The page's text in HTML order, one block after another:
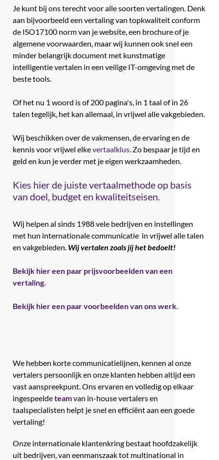
Je kunt bij ons terecht voor alle soorten vertalingen. Denk
aan bijvoorbeeld een vertaling van topkwaliteit conform
de ISO17100 norm van je website, een brochure of je
algemene voorwaarden, maar wij kunnen ook snel een
minder belangrijk document met kunstmatige
intelligentie vertalen in een veilige IT-omgeving met de
beste tools.
Of het nu 1 woord is of 200 pagina's, in 1 taal of in 26
talen tegelijk, het kan allemaal, in vrijwel alle vakgebieden.
Wij beschikken over de vakmensen, de ervaring en de
kennis voor vrijwel elkevertaalklus. Zo bespaar je tijd en
geld en kun je verder met je eigen werkzaamheden.
Kies hier de juiste vertaalmethode op basis
van doel, budget en kwaliteitseisen.
Wij helpen al sinds 1988 vele bedrijven en instellingen
met hun internationale communicatie in vrijwel alle talen
en vakgebieden. Wij vertalen zoals jij het bedoelt!
Bekijk hier een paar prijsvoorbeelden van een
vertaling.
Bekijk hier een paar voorbeelden van ons werk.
We hebben korte communicatielijnen, kennen al onze
vertalers persoonlijk en onze klanten hebben altijd een
vast aanspreekpunt. Ons ervaren en volledig op elkaar
ingespeeldeteamvan in-house vertalers en
taalspecialisten helpt je snel en efficiënt aan een goede
vertaling!
Onze internationale klantenkring bestaat hoofdzakelijk
uit bedrijven, van eenmanszaak tot multinational in